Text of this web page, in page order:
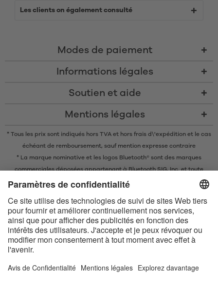
Les clients on également consulté
Modes de paiement
Informations légales
Soutien et aide
Mentions légales
* Tous les prix sont indiqués hors TVA et hors frais d\'expédition et le cas
échéant de remboursement, sauf mention expresse contraire
* La marque nominative et les logos Bluetooth® sont des marques
commerciales déposées appartenant à Bluetooth SIG, Inc. et toute
utilisation de ces marques par EIS GmbH est soumise à une licence.